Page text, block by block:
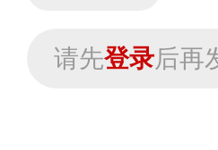
请先登录后再